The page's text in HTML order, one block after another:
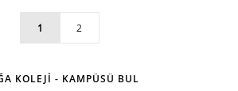
1 2
KOLEJİ - KAMPÜSÜ BUL